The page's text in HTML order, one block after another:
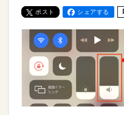
ポスト シェアする